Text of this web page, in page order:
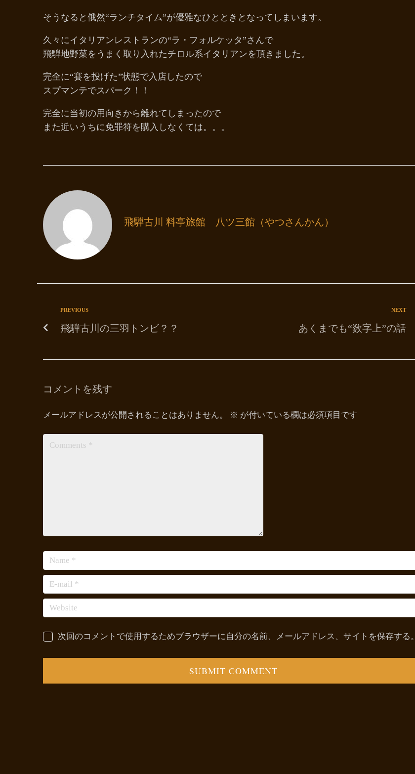
そうなると俄然“ランチタイム”が優雅なひとときとなってしまいます。
久々にイタリアンレストランの“ラ・フォルケッタ”さんで
飛騨地野菜をうまく取り入れたチロル系イタリアンを頂きました。
完全に“賽を投げた”状態で入店したので
スプマンテでスパーク！！
完全に当初の用向きから離れてしまったので
また近いうちに免罪符を購入しなくては。。。
飛騨古川 料亭旅館 八ツ三館（やつさんかん）
PREVIOUS
飛騨古川の三羽トンビ？？
NEXT
あくまでも“数字上”の話
コメントを残す
メールアドレスが公開されることはありません。 ※ が付いている欄は必須項目です
次回のコメントで使用するためブラウザーに自分の名前、メールアドレス、サイトを保存する。